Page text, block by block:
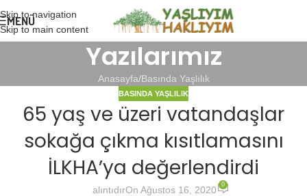
Skip to navigation
Skip to main content
MENÜ
Yazılarımız
Anasayfa Basında Yaşlılık
BASINDA YAŞLILIK
65 yaş ve üzeri vatandaşlar
sokağa çıkma kısıtlamasını
İLKHA’ya değerlendirdi
alıntıdırOn Ağustos 16, 2020 0